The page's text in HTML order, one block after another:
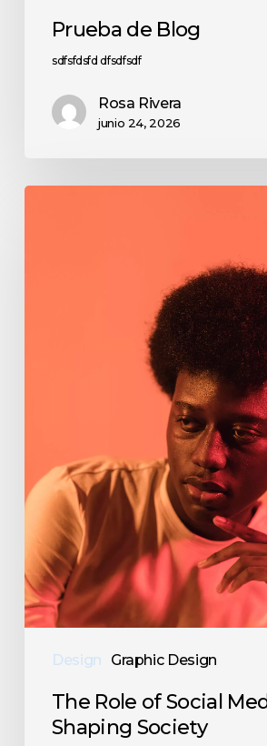
Prueba de Blog
sdfsfdsfd dfsdfsdf
Rosa Rivera
junio 24, 2026
Design Graphic Design
The Role of Social
Shaping Society